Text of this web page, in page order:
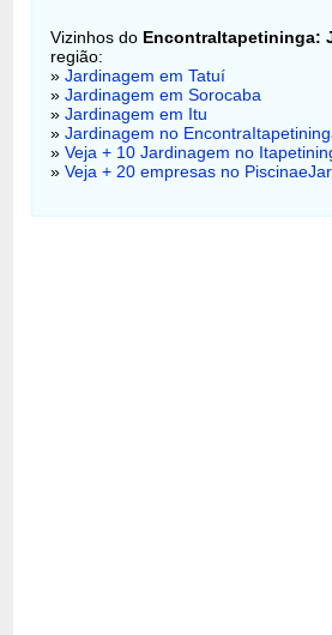
Vizinhos do EncontraItapetininga:
região:
»Jardinagem em Tatuí
»Jardinagem em Sorocaba
»Jardinagem em Itu
»Jardinagem no
»Veja + 10 Jardinagem no
»Veja + 20 empresas no